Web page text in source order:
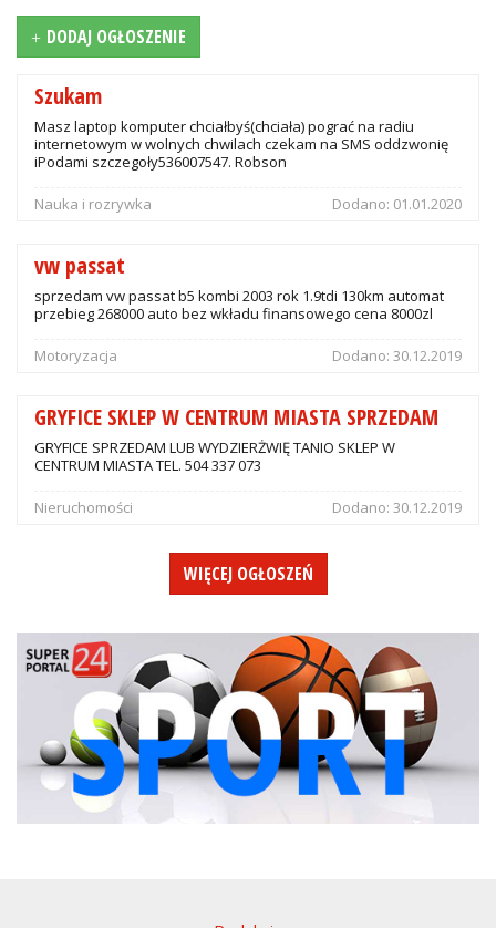
DODAJ OGŁOSZENIE
Szukam
Masz laptop komputer chciałbyś(chciała) pograć na radiu
internetowym w wolnych chwilach czekam na SMS oddzwonię
iPodami szczegoły536007547. Robson
Nauka i rozrywka Dodano: 01.01.2020
vw passat
sprzedam vw passat b5 kombi 2003 rok 1.9tdi 130km automat
przebieg 268000 auto bez wkładu finansowego cena 8000zl
Motoryzacja Dodano: 30.12.2019
GRYFICE SKLEP W CENTRUM MIASTA SPRZEDAM
GRYFICE SPRZEDAM LUB WYDZIERŻWIĘ TANIO SKLEP W
CENTRUM MIASTA TEL. 504 337 073
Nieruchomości Dodano: 30.12.2019
WIĘCEJ OGŁOSZEŃ